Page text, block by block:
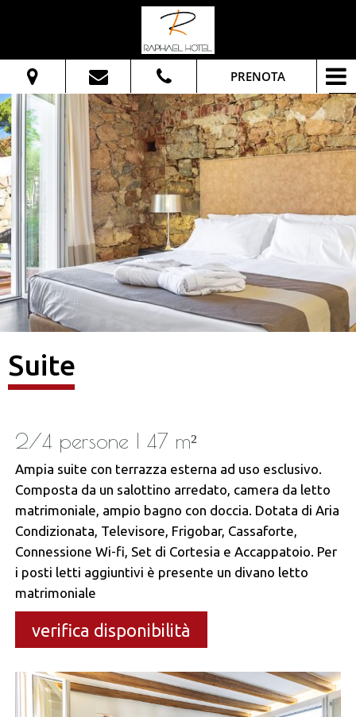
PRENOTA
Dal: Al:
Adulti:
Verifica disponibilità
Richiedi preventivo
Suite
2/4 persone | 47 m²
Ampia suite con terrazza esterna ad uso esclusivo.
Composta da un salottino arredato, camera da letto
matrimoniale, ampio bagno con doccia. Dotata di Aria
Condizionata, Televisore, Frigobar, Cassaforte,
Connessione Wi-fi, Set di Cortesia e Accappatoio. Per
i posti letti aggiuntivi è presente un divano letto
matrimoniale
verifica disponibilità